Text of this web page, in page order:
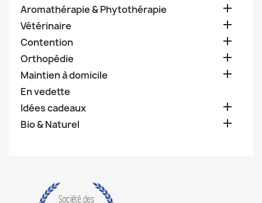
Aromathérapie & Phytothérapie 
Vétérinaire 
Contention 
Orthopédie 
Maintien à domicile 
En vedette
Idées cadeaux

Bio & Naturel 